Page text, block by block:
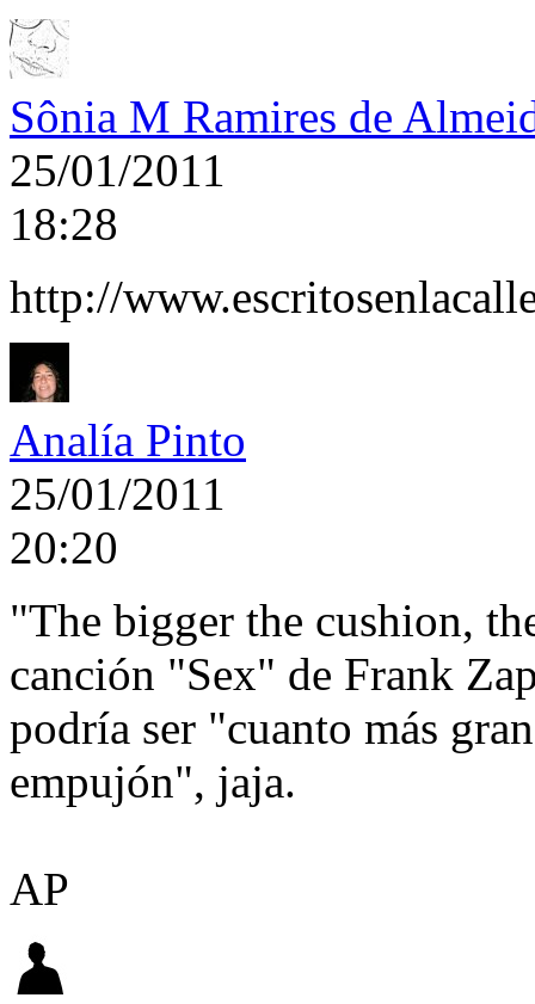
Sônia M Ramires de
25/01/2011
18:28
http://
Analía Pinto
25/01/2011
20:20
"The bigger the cushion,
canción "Sex" de Frank
podría ser "cuanto más
empujón", jaja.
AP